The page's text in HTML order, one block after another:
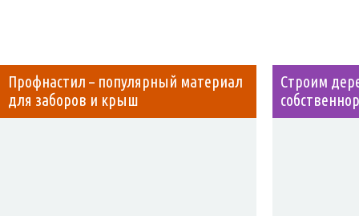
Профнастил – популярный материал
для заборов и крыш
Строим